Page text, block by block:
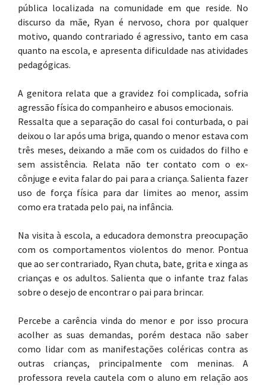
pública localizada na comunidade em que reside. No
discurso da mãe, Ryan é nervoso, chora por qualquer
motivo, quando contrariado é agressivo, tanto em casa
quanto na escola, e apresenta dificuldade nas atividades
pedagógicas.
A genitora relata que a gravidez foi complicada, sofria
agressão física do companheiro e abusos emocionais.
Ressalta que a separação do casal foi conturbada, o pai
deixou o lar após uma briga, quando o menor estava com
três meses, deixando a mãe com os cuidados do filho e
sem assistência. Relata não ter contato com o ex-
cônjuge e evita falar do pai para a criança. Salienta fazer
uso de força física para dar limites ao menor, assim
como era tratada pelo pai, na infância.
Na visita à escola, a educadora demonstra preocupação
com os comportamentos violentos do menor. Pontua
que ao ser contrariado, Ryan chuta, bate, grita e xinga as
crianças e os adultos. Salienta que o infante traz falas
sobre o desejo de encontrar o pai para brincar.
Percebe a carência vinda do menor e por isso procura
acolher as suas demandas, porém destaca não saber
como lidar com as manifestações coléricas contra as
outras crianças, principalmente com meninas. A
professora revela cautela com o aluno em relação aos